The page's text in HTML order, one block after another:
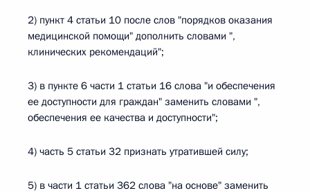
2) пункт 4 статьи 10 после слов "порядков оказания
медицинской помощи" дополнить словами ",
клинических рекомендаций";
3) в пункте 6 части 1 статьи 16 слова "и обеспечения
ее доступности для граждан" заменить словами ",
обеспечения ее качества и доступности";
4) часть 5 статьи 32 признать утратившей силу;
5) в части 1 статьи 362 слова "на основе" заменить